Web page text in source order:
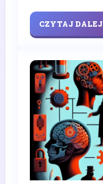
CZYTAJ DALEJ